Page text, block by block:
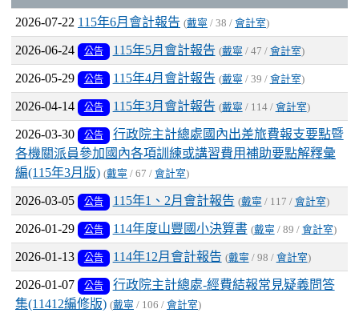
2026-07-22 115年6月會計報告 (戴寧 / 38 / 會計室)
2026-06-24 公告 115年5月會計報告 (戴寧 / 47 / 會計室)
2026-05-29 公告 115年4月會計報告 (戴寧 / 39 / 會計室)
2026-04-14 公告 115年3月會計報告 (戴寧 / 114 / 會計室)
2026-03-30 公告
行政院主計總處國內出差旅費報支要點暨
各機關派員參加國內各項訓練或講習費用補助要點解釋彙
編(115年3月版) (戴寧 / 67 / 會計室)
2026-03-05 公告 115年1、2月會計報告 (戴寧 / 117 / 會計室)
2026-01-29 公告 114年度山豐國小決算書 (戴寧 / 89 / 會計室)
2026-01-13 公告 114年12月會計報告 (戴寧 / 98 / 會計室)
2026-01-07 公告
行政院主計總處-經費結報常見疑義問答
集(11412編修版) (戴寧 / 106 / 會計室)